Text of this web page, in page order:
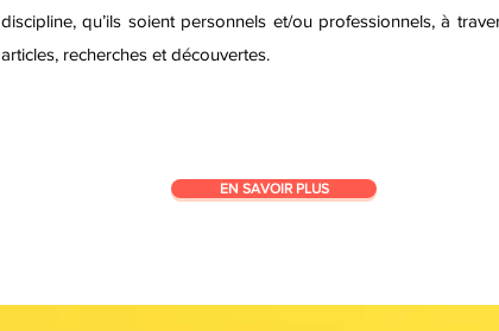
discipline, qu’ils soient personnels et/ou professionnels, à
articles, recherches et découvertes.
EN SAVOIR PLUS